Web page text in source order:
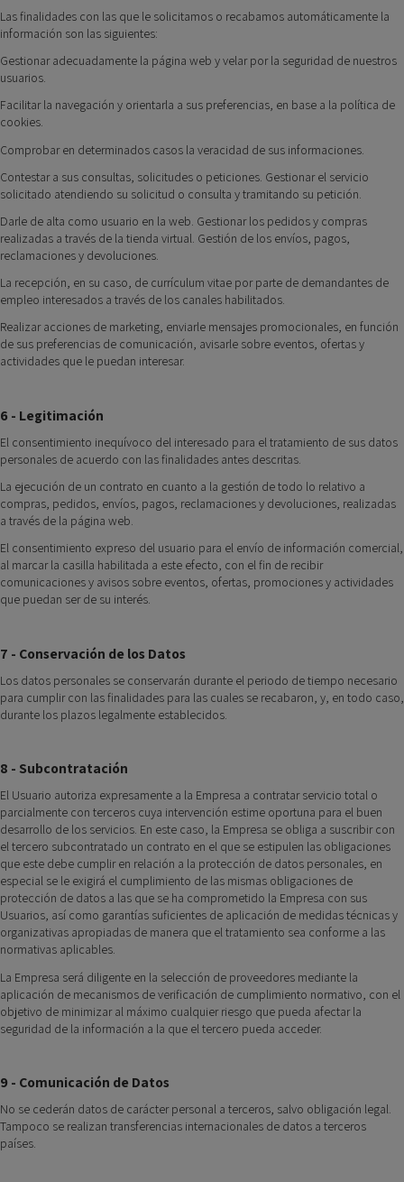
Las finalidades con las que le solicitamos o recabamos automáticamente la
información son las siguientes:
Gestionar adecuadamente la página web y velar por la seguridad de nuestros
usuarios.
Facilitar la navegación y orientarla a sus preferencias, en base a la política de
cookies.
Comprobar en determinados casos la veracidad de sus informaciones.
Contestar a sus consultas, solicitudes o peticiones. Gestionar el servicio
solicitado atendiendo su solicitud o consulta y tramitando su petición.
Darle de alta como usuario en la web. Gestionar los pedidos y compras
realizadas a través de la tienda virtual. Gestión de los envíos, pagos,
reclamaciones y devoluciones.
La recepción, en su caso, de currículum vitae por parte de demandantes de
empleo interesados a través de los canales habilitados.
Realizar acciones de marketing, enviarle mensajes promocionales, en función
de sus preferencias de comunicación, avisarle sobre eventos, ofertas y
actividades que le puedan interesar.
6 - Legitimación
El consentimiento inequívoco del interesado para el tratamiento de sus datos
personales de acuerdo con las finalidades antes descritas.
La ejecución de un contrato en cuanto a la gestión de todo lo relativo a
compras, pedidos, envíos, pagos, reclamaciones y devoluciones, realizadas
a través de la página web.
El consentimiento expreso del usuario para el envío de información comercial,
al marcar la casilla habilitada a este efecto, con el fin de recibir
comunicaciones y avisos sobre eventos, ofertas, promociones y actividades
que puedan ser de su interés.
7 - Conservación de los Datos
Los datos personales se conservarán durante el periodo de tiempo necesario
para cumplir con las finalidades para las cuales se recabaron, y, en todo caso,
durante los plazos legalmente establecidos.
8 - Subcontratación
El Usuario autoriza expresamente a la Empresa a contratar servicio total o
parcialmente con terceros cuya intervención estime oportuna para el buen
desarrollo de los servicios. En este caso, la Empresa se obliga a suscribir con
el tercero subcontratado un contrato en el que se estipulen las obligaciones
que este debe cumplir en relación a la protección de datos personales, en
especial se le exigirá el cumplimiento de las mismas obligaciones de
protección de datos a las que se ha comprometido la Empresa con sus
Usuarios, así como garantías suficientes de aplicación de medidas técnicas y
organizativas apropiadas de manera que el tratamiento sea conforme a las
normativas aplicables.
La Empresa será diligente en la selección de proveedores mediante la
aplicación de mecanismos de verificación de cumplimiento normativo, con el
objetivo de minimizar al máximo cualquier riesgo que pueda afectar la
seguridad de la información a la que el tercero pueda acceder.
9 - Comunicación de Datos
No se cederán datos de carácter personal a terceros, salvo obligación legal.
Tampoco se realizan transferencias internacionales de datos a terceros
países.